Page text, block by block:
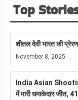
Top
शीतल देवी भारत की
November 8, 2025
India Asian
में मारी धमाकेदार जीत,